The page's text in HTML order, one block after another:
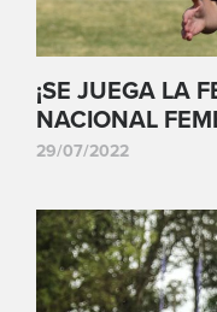
¡SE JUEGA LA
NACIONAL
29/07/2022